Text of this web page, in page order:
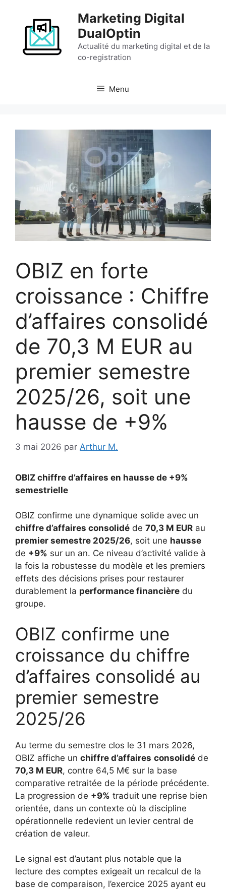
contenu
Marketing Digital
DualOptin
Actualité du marketing digital et de la
co-registration
Menu
OBIZ en forte
croissance : Chiffre
d’affaires consolidé
de 70,3 M EUR au
premier semestre
2025/26, soit une
hausse de +9%
3 mai 2026 par Arthur M.
OBIZ chiffre d’affaires en hausse de +9%
semestrielle
OBIZ confirme une dynamique solide avec un
chiffre d’affaires consolidé de 70,3 M EUR au
premier semestre 2025/26, soit une hausse
de +9% sur un an. Ce niveau d’activité valide à
la fois la robustesse du modèle et les premiers
effets des décisions prises pour restaurer
durablement la performance financière du
groupe.
OBIZ confirme une
croissance du chiffre
d’affaires consolidé au
premier semestre
2025/26
Au terme du semestre clos le 31 mars 2026,
OBIZ affiche un chiffre d’affaires consolidé de
70,3 M EUR, contre 64,5 M€ sur la base
comparative retraitée de la période précédente.
La progression de +9% traduit une reprise bien
orientée, dans un contexte où la discipline
opérationnelle redevient un levier central de
création de valeur.
Le signal est d’autant plus notable que la
lecture des comptes exigeait un recalcul de la
base de comparaison, l’exercice 2025 ayant eu